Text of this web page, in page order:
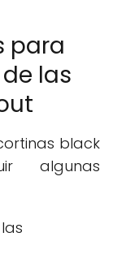
para
las
black
algunas